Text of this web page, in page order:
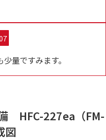
量ですみます。
HFC-227ea（FM-
図